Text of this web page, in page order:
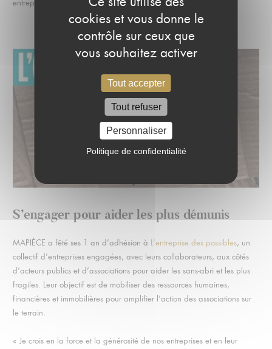
cookies et vous donne le
contrôle sur ceux que
vous souhaitez activer
Tout accepter
Tout refuser
Personnaliser
Politique de confidentialité
entrepreneuriale.
S’engager pour aider les plus démunis
MAPIÈCE a fêté ses 1 an d’adhésion à L’entreprise des possibles, un
collectif d’entreprises engagées, avec leurs collaborateurs, aux côtés
d’acteurs publics et d’associations pour aider les sans-abri et les plus
fragiles. Leur objectif est de mobiliser des ressources humaines,
financières et immobilières pour amplifier l’action des associations sur
le terrain.
« Je crois en la force et la générosité de nos entreprises et en leur